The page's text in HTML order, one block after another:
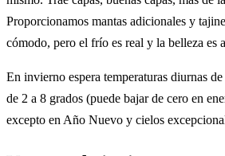
Proporcionamos mantas adicionales y
cómodo, pero el frío es real y la belleza es
En invierno espera temperaturas diurnas
de 2 a 8 grados (puede bajar de cero en
excepto en Año Nuevo y cielos